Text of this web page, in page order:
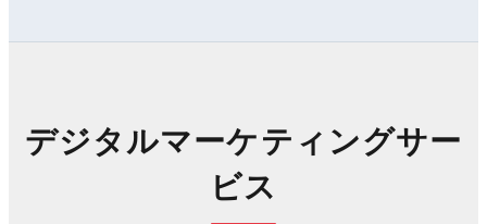
デジタルマーケティングサー
ビス